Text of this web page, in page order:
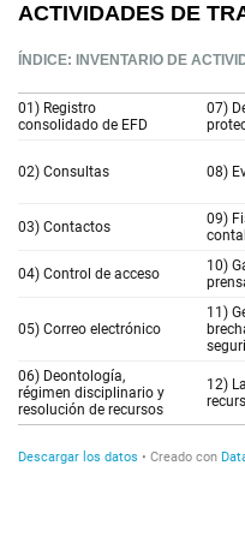
ACTIVIDADES DE
ÍNDICE: INVENTARIO DE